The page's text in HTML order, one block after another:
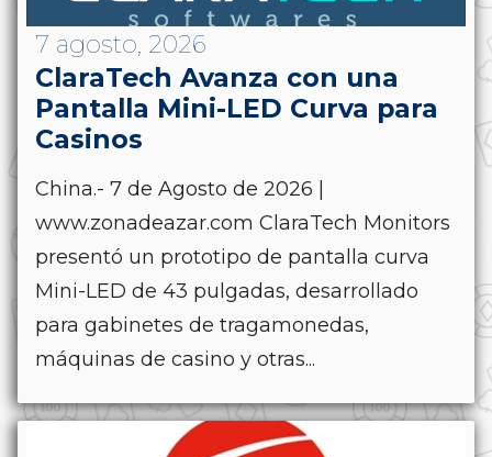
7 agosto, 2026
ClaraTech Avanza con una
Pantalla Mini-LED Curva para
Casinos
China.- 7 de Agosto de 2026 |
www.zonadeazar.com ClaraTech Monitors
presentó un prototipo de pantalla curva
Mini-LED de 43 pulgadas, desarrollado
para gabinetes de tragamonedas,
máquinas de casino y otras...